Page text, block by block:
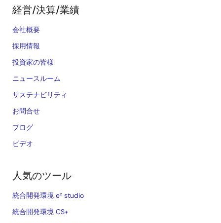
経営/決算/業績
会社概要
採用情報
投資家の皆様
ニュースルーム
サステナビリティ
お問合せ
ブログ
ビデオ
人気のツール
統合開発環境 e² studio
統合開発環境 CS+